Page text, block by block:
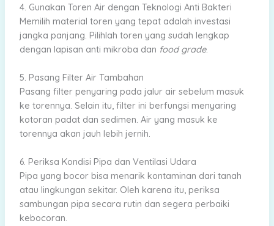
4. Gunakan Toren Air dengan Teknologi Anti Bakteri
Memilih material toren yang tepat adalah investasi
jangka panjang. Pilihlah toren yang sudah lengkap
dengan lapisan anti mikroba dan food grade.
5. Pasang Filter Air Tambahan
Pasang filter penyaring pada jalur air sebelum masuk
ke torennya. Selain itu, filter ini berfungsi menyaring
kotoran padat dan sedimen. Air yang masuk ke
torennya akan jauh lebih jernih.
6. Periksa Kondisi Pipa dan Ventilasi Udara
Pipa yang bocor bisa menarik kontaminan dari tanah
atau lingkungan sekitar. Oleh karena itu, periksa
sambungan pipa secara rutin dan segera perbaiki
kebocoran.